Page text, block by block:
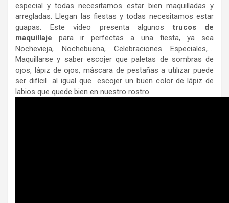
especial y todas necesitamos estar bien maquilladas y
arregladas. Llegan las fiestas y todas necesitamos estar
guapas. Este video presenta algunostrucos de
maquillaje para ir perfectas a una fiesta, ya sea
Nochevieja, Nochebuena, Celebraciones Especiales,….
Maquillarse y saber escojer que paletas de sombras de
ojos, lápiz de ojos, máscara de pestañas a utilizar puede
ser difícil al igual que escojer un buen color de lápiz de
labios que quede bien en nuestro rostro.